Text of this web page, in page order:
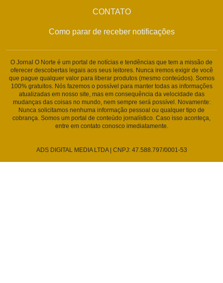
CONTATO
Como parar de receber notificações
O Jornal O Norte é um portal de notícias e tendências que tem a missão de
oferecer descobertas legais aos seus leitores. Nunca iremos exigir de você
que pague qualquer valor para liberar produtos (mesmo conteúdos). Somos
100% gratuitos. Nós fazemos o possível para manter todas as informações
atualizadas em nosso site, mas em consequência da velocidade das
mudanças das coisas no mundo, nem sempre será possível. Novamente:
Nunca solicitamos nenhuma informação pessoal ou qualquer tipo de
cobrança. Somos um portal de conteúdo jornalístico. Caso isso aconteça,
entre em contato conosco imediatamente.
ADS DIGITAL MEDIA LTDA | CNPJ: 47.588.797/0001-53